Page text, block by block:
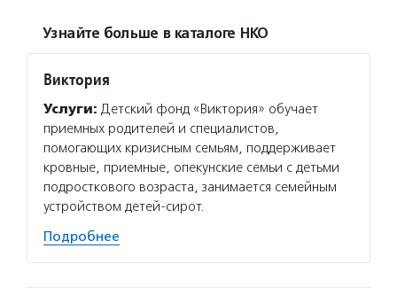
Узнайте больше в каталоге НКО
Виктория
Услуги: Детский фонд «Виктория» обучает
приемных родителей и специалистов,
помогающих кризисным семьям, поддерживает
кровные, приемные, опекунские семьи с детьми
подросткового возраста, занимается семейным
устройством детей-сирот.
Подробнее